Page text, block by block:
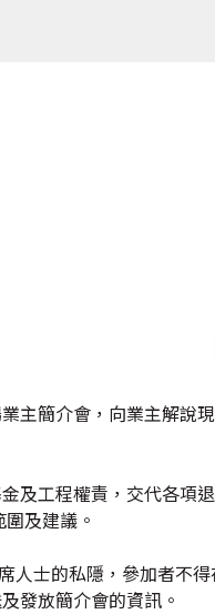
主簡介會，向業主解說
及工程權責，交代各項
及建議。
人士的私隱，參加者不
發放簡介會的資訊。